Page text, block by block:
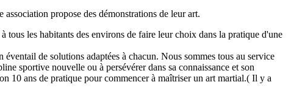
propose des démonstrations de leur art.
les habitants des environs de faire leur choix dans la pratique d'une
de solutions adaptées à chacun. Nous sommes tous au service
sportive nouvelle ou à persévérer dans sa connaissance et son
10 ans de pratique pour commencer à maîtriser un art martial.( Il y a